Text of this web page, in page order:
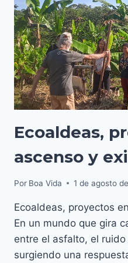
MATAR
EN
POCO
TIEMPO
Ecoaldeas,
ascenso y
Por Boa Vida 1 de agosto
Ecoaldeas, proyectos
En un mundo que gira
entre el asfalto, el
surgiendo una